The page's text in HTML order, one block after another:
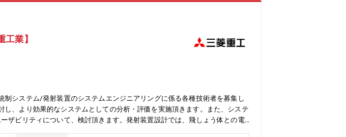
省長崎造船局を借り受け、長崎造船所と命名して造船事業を開始したことを
す。・2025年3月期決算で受注高7.0712兆円、売上収益5.0271兆円、当期
バランスを整えた働き方が可能です。・パソナから入社実績が多数あり、選
業】
制システム/発射装置のシステムエンジニアリングに係る各種技術者を募集し
、より効果的なシステムとしての分析・評価を実施頂きます。また、システ
ザビリティについて、検討頂きます。発射装置設計では、飛しょう体との電